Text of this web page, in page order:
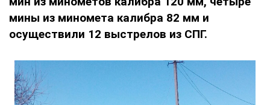
мины из миномета калибра 82 мм и
осуществили 12 выстрелов из СПГ.